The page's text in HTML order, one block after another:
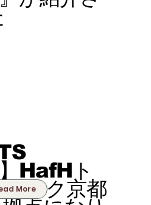
HafHト
ーク京都
More